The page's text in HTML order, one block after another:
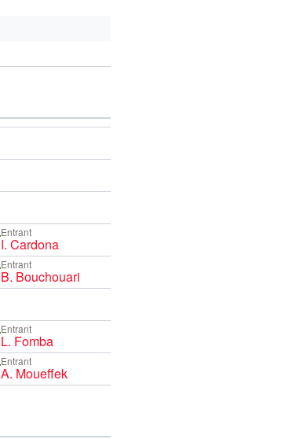
Entrant
I. Cardona
Entrant
B. Bouchouari
Entrant
L. Fomba
Entrant
A. Moueffek